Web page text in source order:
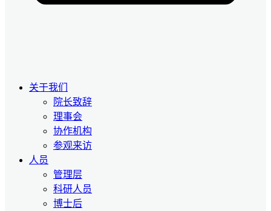
关于我们
院长致辞
理事会
协作机构
参观来访
人员
管理层
科研人员
博士后